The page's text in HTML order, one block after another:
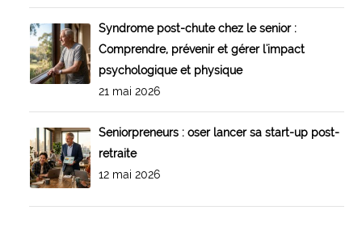
Syndrome post-chute chez le senior :
Comprendre, prévenir et gérer l'impact
psychologique et physique
21 mai 2026
Seniorpreneurs : oser lancer sa start-up post-
retraite
12 mai 2026